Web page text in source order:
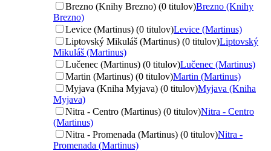
Brezno (Knihy Brezno) (0 titulov)Brezno (Knihy
Brezno)
Levice (Martinus) (0 titulov)Levice (Martinus)
Liptovský Mikuláš (Martinus) (0 titulov)Liptovský
Mikuláš (Martinus)
Lučenec (Martinus) (0 titulov)Lučenec (Martinus)
Martin (Martinus) (0 titulov)Martin (Martinus)
Myjava (Kniha Myjava) (0 titulov)Myjava (Kniha
Myjava)
Nitra - Centro (Martinus) (0 titulov)Nitra - Centro
(Martinus)
Nitra - Promenada (Martinus) (0 titulov)Nitra -
Promenada (Martinus)